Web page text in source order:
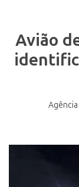
Avião